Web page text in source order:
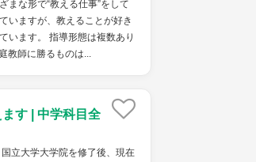
まな形で“教える仕事”をして
いますが、教えることが好き
います。 指導形態は複数あり
教師に勝るものは...
す | 中学科目全
立大学大学院を修了後、現在